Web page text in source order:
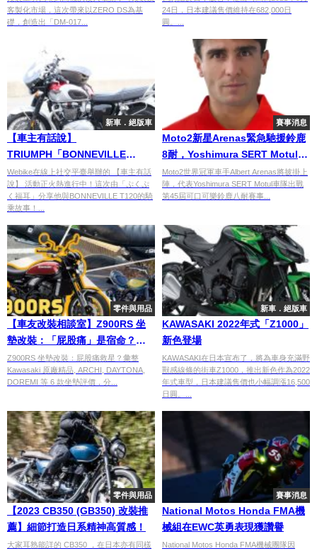
客製化市場，這次帶來以ZERO DS為基
礎，創造出「DM-017...
24日，日本建議售價維持在682,000日
圓。...
新車．絕版車
【車主有話說】
TRIUMPH「BONNEVILLE
T120」
Webike在線上社交平臺舉辦的 【車主有話
說】 活動正火熱進行中！這次由「ぷくぷ
く福耳」分享他與BONNEVILLE T120的騎
乘故事！...
賽事消息
Moto2新星Arenas緊急馳援鈴鹿
8耐，Yoshimura SERT Motul誓
言全力爭勝
Moto2世界冠軍車手Albert Arenas將披掛上
陣，代表Yoshimura SERT Motul車隊出戰
第45屆可口可樂鈴鹿八耐賽事...
零件與用品
【車友改裝相談室】Z900RS 坐
墊改裝：「屁股痛」是宿命？
「外觀」與「舒適」的終極對決
｜台日車友評價匯總
Z900RS 坐墊改裝：屁股痛救星？彙整
Kawasaki 原廠精品, ARCHI, DAYTONA,
DOREMI 等 6 款坐墊評價，分...
新車．絕版車
KAWASAKI 2022年式「Z1000」
新色登場
KAWASAKI在日本宣布了，將為車身充滿野
獸感線條的街車Z1000，推出新色作為2022
年式車型，日本建議售價也小幅調漲16,500
日圓。...
零件與用品
【2023 CB350 (GB350) 改裝推
薦】細節打造日系精神高質感！
大家耳熟能詳的 CB350 ，在日本亦有同樣
賽事消息
National Motos Honda FMA機
械組在EWC英勇表現獲讚譽
National Motos Honda FMA機械團隊因